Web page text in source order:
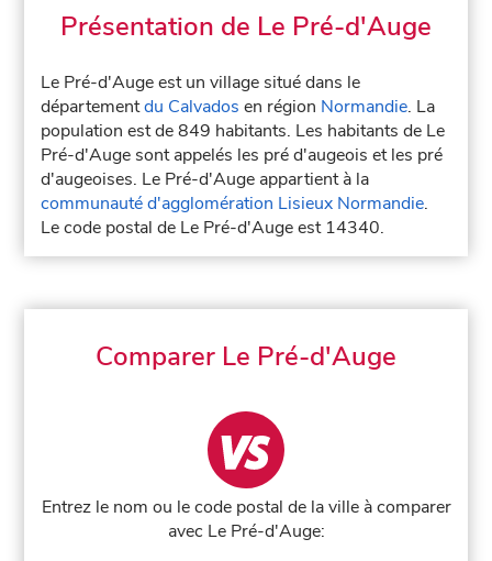
Présentation de Le Pré-d'Auge
Le Pré-d'Auge est un village situé dans le
départementdu Calvados en région Normandie. La
population est de 849 habitants. Les habitants de Le
Pré-d'Auge sont appelés les pré d'augeois et les pré
d'augeoises. Le Pré-d'Auge appartient à la
communauté d'agglomération Lisieux Normandie.
Le code postal de Le Pré-d'Auge est 14340.
Comparer Le Pré-d'Auge
Entrez le nom ou le code postal de la ville à comparer
avec Le Pré-d'Auge: